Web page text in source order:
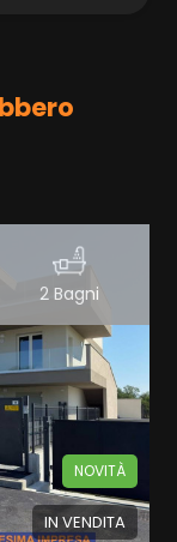
2 Bagni
IN VENDITA
NOVITÀ